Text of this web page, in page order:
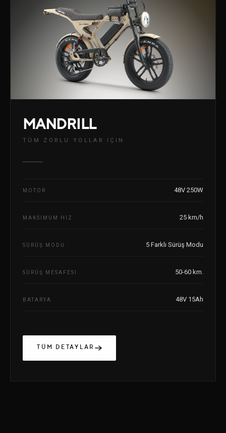
MANDRILL
TÜM ZORLU YOLLAR IÇIN
MOTOR 48V 250W
MAKSIMUM HIZ 25 km/h
SÜRÜŞ MODU 5 Farklı Sürüş Modu
SÜRÜŞ MESAFESI 50-60 km.
BATARYA 48V 15Ah
TÜM DETAYLAR